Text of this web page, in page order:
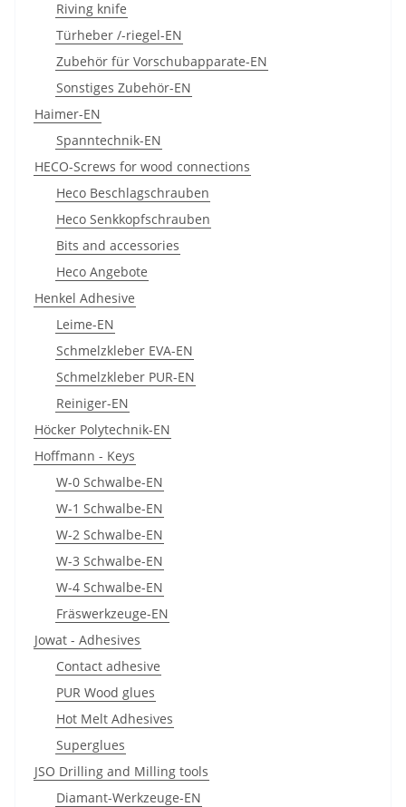
Riving knife
Türheber /-riegel-EN
Zubehör für Vorschubapparate-EN
Sonstiges Zubehör-EN
Haimer-EN
Spanntechnik-EN
HECO-Screws for wood connections
Heco Beschlagschrauben
Heco Senkkopfschrauben
Bits and accessories
Heco Angebote
Henkel Adhesive
Leime-EN
Schmelzkleber EVA-EN
Schmelzkleber PUR-EN
Reiniger-EN
Höcker Polytechnik-EN
Hoffmann - Keys
W-0 Schwalbe-EN
W-1 Schwalbe-EN
W-2 Schwalbe-EN
W-3 Schwalbe-EN
W-4 Schwalbe-EN
Fräswerkzeuge-EN
Jowat - Adhesives
Contact adhesive
PUR Wood glues
Hot Melt Adhesives
Superglues
JSO Drilling and Milling tools
Diamant-Werkzeuge-EN